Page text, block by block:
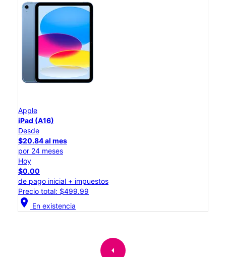
Apple
iPad (A16)
Desde
$20.84 al mes
por 24 meses
Hoy
$0.00
de pago inicial + impuestos
Precio total: $499.99
location_on En existencia
arrow_left